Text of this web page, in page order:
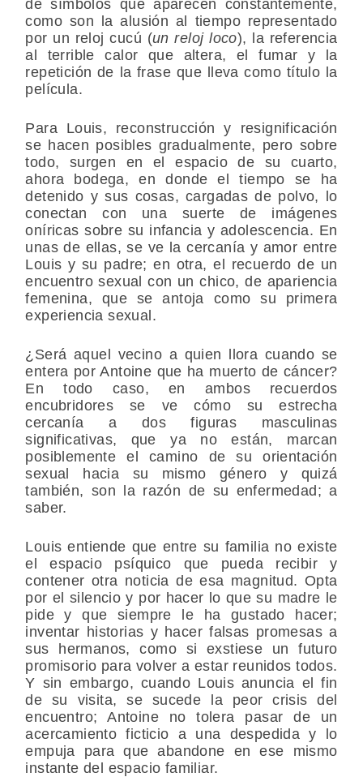
de símbolos que aparecen constantemente,
como son la alusión al tiempo representado
por un reloj cucú (un reloj loco), la referencia
al terrible calor que altera, el fumar y la
repetición de la frase que lleva como título la
película.
Para Louis, reconstrucción y resignificación
se hacen posibles gradualmente, pero sobre
todo, surgen en el espacio de su cuarto,
ahora bodega, en donde el tiempo se ha
detenido y sus cosas, cargadas de polvo, lo
conectan con una suerte de imágenes
oníricas sobre su infancia y adolescencia. En
unas de ellas, se ve la cercanía y amor entre
Louis y su padre; en otra, el recuerdo de un
encuentro sexual con un chico, de apariencia
femenina, que se antoja como su primera
experiencia sexual.
¿Será aquel vecino a quien llora cuando se
entera por Antoine que ha muerto de cáncer?
En todo caso, en ambos recuerdos
encubridores se ve cómo su estrecha
cercanía a dos figuras masculinas
significativas, que ya no están, marcan
posiblemente el camino de su orientación
sexual hacia su mismo género y quizá
también, son la razón de su enfermedad; a
saber.
Louis entiende que entre su familia no existe
el espacio psíquico que pueda recibir y
contener otra noticia de esa magnitud. Opta
por el silencio y por hacer lo que su madre le
pide y que siempre le ha gustado hacer;
inventar historias y hacer falsas promesas a
sus hermanos, como si exstiese un futuro
promisorio para volver a estar reunidos todos.
Y sin embargo, cuando Louis anuncia el fin
de su visita, se sucede la peor crisis del
encuentro; Antoine no tolera pasar de un
acercamiento ficticio a una despedida y lo
empuja para que abandone en ese mismo
instante del espacio familiar.